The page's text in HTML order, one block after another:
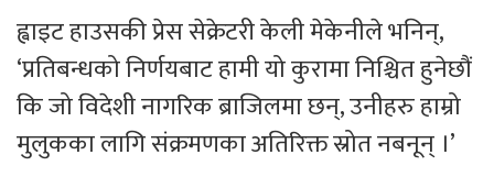
ह्वाइट हाउसकी प्रेस सेक्रेटरी केली मेकेनीले भनिन्,
‘प्रतिबन्धको निर्णयबाट हामी यो कुरामा निश्चित हुनेछौं
कि जो विदेशी नागरिक ब्राजिलमा छन्, उनीहरु हाम्रो
मुलुकका लागि संक्रमणका अतिरिक्त स्रोत नबनून् ।’